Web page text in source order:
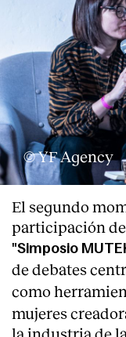
© YF Agency
El segundo
participación de
"Simposio
de debates
como
mujeres